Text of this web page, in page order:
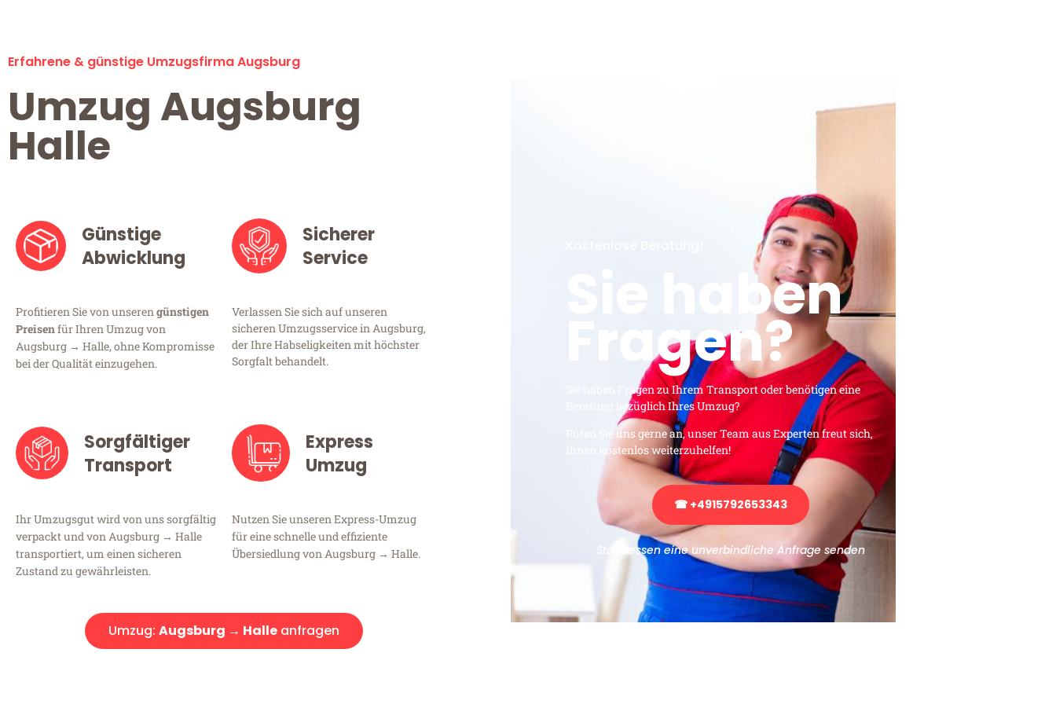
Erfahrene & günstige Umzugsfirma Augsburg
Umzug Augsburg
Halle
Günstige
Abwicklung
Profitieren Sie von unserengünstigen
Preisenfür Ihren Umzug von
Augsburg → Halle, ohne Kompromisse
bei der Qualität einzugehen.
Sicherer
Service
Verlassen Sie sich auf unseren
sicheren Umzugsservice in Augsburg,
der Ihre Habseligkeiten mit höchster
Sorgfalt behandelt.
Sorgfältiger
Transport
Ihr Umzugsgut wird von uns sorgfältig
verpackt und von Augsburg → Halle
transportiert, um einen sicheren
Zustand zu gewährleisten.
Express
Umzug
Nutzen Sie unseren Express-Umzug
für eine schnelle und effiziente
Übersiedlung von Augsburg → Halle.
Umzug: Augsburg → Halle anfragen
Sie haben
Fragen?
Sie haben Fragen zu Ihrem Transport oder benötigen eine
Beratung bezüglich Ihres Umzug?
Rufen Sie uns gerne an, unser Team aus Experten freut sich,
Ihnen kostenlos weiterzuhelfen!
☎ +4915792653343
Stattdessen eine unverbindliche Anfrage senden